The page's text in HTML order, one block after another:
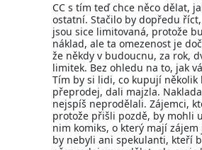
CC s tím teď chce něco dělat,
ostatní. Stačilo by dopředu
jsou sice limitovaná, protože
náklad, ale ta omezenost je
že někdy v budoucnu, za rok,
limitek. Bez ohledu na to, jak
Tím by si lidi, co kupují několik
přeprodej, dali majzla.
nejspíš neprodělali. Zájemci,
protože přišli pozdě, by mohli
nim komiks, o který mají
by nebyli ani spekulanti, kteří